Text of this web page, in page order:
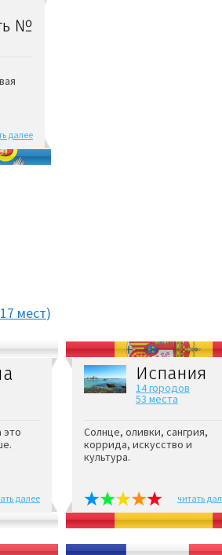
№
далее
мест)
далее
Испания
14 городов
53 места
Солнце, оливки, сангрия,
коррида, искусство и
культура.
читать